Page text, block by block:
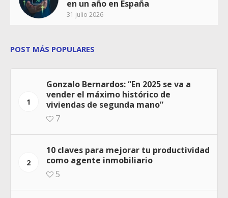
en un año en España
31 julio 2026
POST MÁS POPULARES
1
Gonzalo Bernardos: “En 2025 se va a
vender el máximo histórico de
viviendas de segunda mano”
7
2
10 claves para mejorar tu productividad
como agente inmobiliario
5